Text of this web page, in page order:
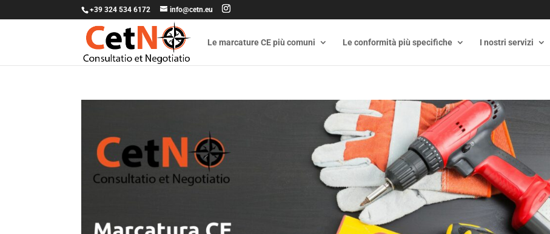
+39 324 534 6172 info@cetn.eu
Le marcature CE più comuni Le conformità più specifiche I nostri servizi